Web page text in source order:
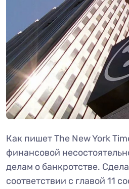
Как пишет The New York
финансовой
делам о банкротстве.
соответствии с главой 11